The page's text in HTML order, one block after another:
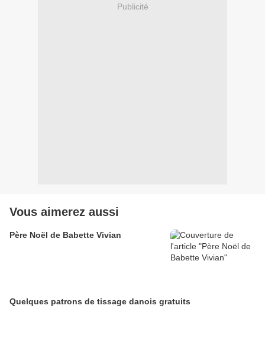
Publicité
Vous aimerez aussi
Père Noël de Babette Vivian
Quelques patrons de tissage danois gratuits